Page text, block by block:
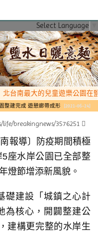
Select Language
北台南最大的兒童遊樂公園在
整建完成 遊憩廊帶成形 [2021-06-24]
breakingnews/3576251
報導〕防疫期間積極
座水岸公園已全部整
燈節增添新風貌。
礎建設「城鎮之心計
為核心，開闢整建公
建構更完整的水岸生